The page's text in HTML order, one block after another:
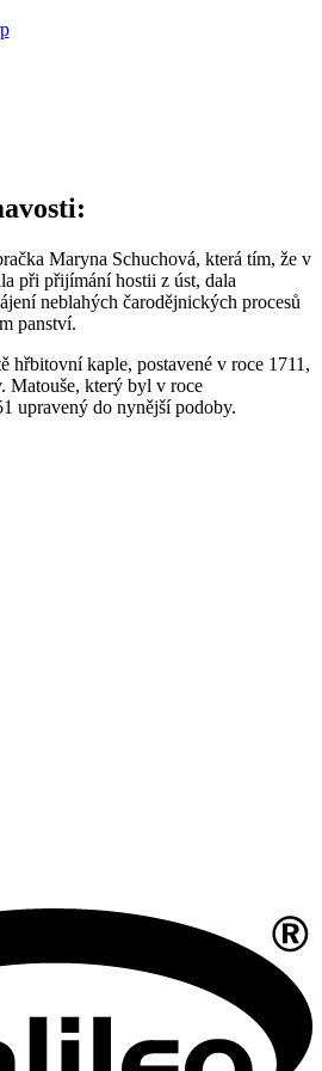
Maryna Schuchová, která tím, že v
při přijímání hostii z úst, dala
neblahých čarodějnických procesů
panství.
hřbitovní kaple, postavené v roce 1711,
Matouše, který byl v roce
upravený do nynější podoby.